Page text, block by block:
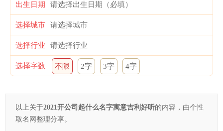
出生日期
选择城市
选择行业
选择字数 不限 2字 3字 4字
以上关于2021开公司起什么名字寓意吉利好听的内容，由个性
取名网整理分享。